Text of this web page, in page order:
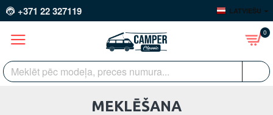
+371 22 327119 LATVIEŠU
0
MEKLĒŠANA